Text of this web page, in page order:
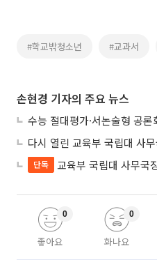
#학교밖청소년 #교과서
손현경 기자의 주요 뉴스
다시 열린 교육부 국립대 사
단독 교육부 국립대 사무국장 ‘공무원
좋아요
0
화나요
0